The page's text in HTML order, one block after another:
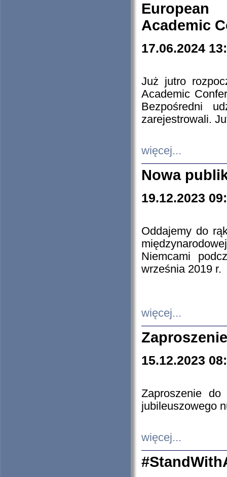
European
Academic
17.06.2024
Już jutro
Academic
Bezpośredni
zarejestrowali.
więcej...
Nowa
19.12.2023
Oddajemy do
Niemcami
września 2019 r.
więcej...
15.12.2023
Zaproszenie do
jubileuszowego
więcej...